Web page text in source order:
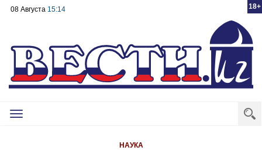
18+
08 Августа 15:14
Toggle
НАУКА